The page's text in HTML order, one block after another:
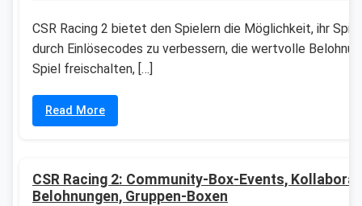
CSR Racing 2 bietet den Spielern die Möglichkeit, ihr
durch Einlösecodes zu verbessern, die wertvolle
Spiel freischalten, […]
Read More
CSR Racing 2: Community-Box-Events,
Belohnungen, Gruppen-Boxen